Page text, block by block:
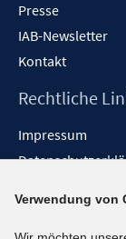
Presse
IAB-Newsletter
Kontakt
Rechtliche
Impressum
Barrieren melden
Verwendung von